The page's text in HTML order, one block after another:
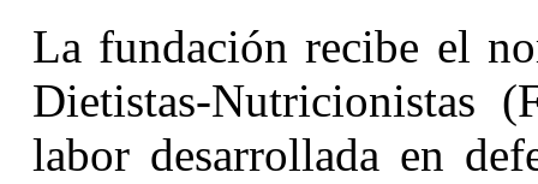
La fundación recibe el
Dietistas-Nutricionistas
labor desarrollada en